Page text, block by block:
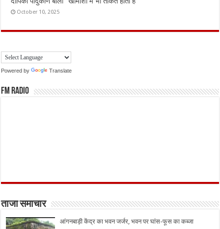
October 10, 2025
Powered by Translate
FM Radio
ताजा समाचार
आंगनबाड़ी केंद्र का भवन जर्जर, भवन पर घांस-फूस का कब्जा